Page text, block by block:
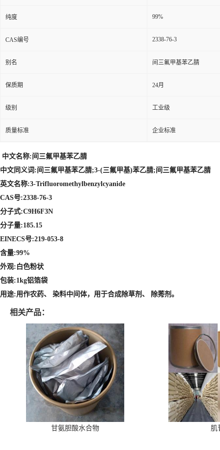
纯度 99%
CAS编号 2338-76-3
别名 间三氟甲基苯乙腈
保质期 24月
级别 工业级
质量标准 企业标准
中文名称:间三氟甲基苯乙腈
中文同义词:间三氟甲基苯乙腈;3-(三氟甲基)苯乙腈;间三氟甲基苯乙腈
英文名称:3-Trifluoromethylbenzylcyanide
CAS号:2338-76-3
分子式:C9H6F3N
分子量:185.15
EINECS号:219-053-8
含量:99%
外观:白色粉状
包装:1kg铝箔袋
用途:用作农药、 染料中间体，用于合成除草剂、 除莠剂。
相关产品：
甘氨胆酸水合物 肌